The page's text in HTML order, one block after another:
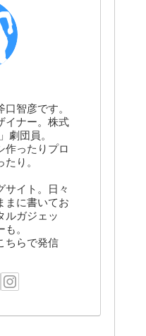
智彦です。
イナー。株式
劇団員。
作ったりプロ
り。
サイト。日々
まに書いてお
ルガジェッ
。
ちらで発信